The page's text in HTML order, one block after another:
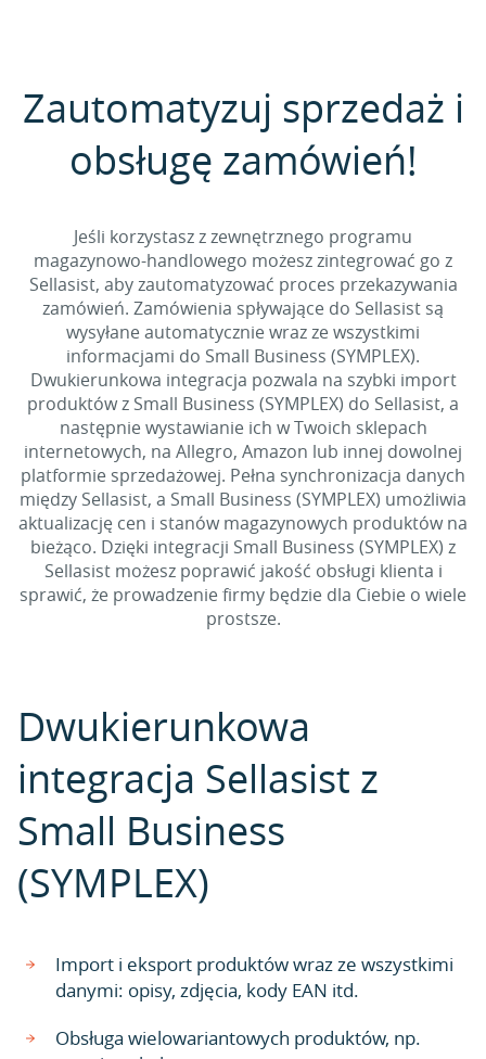
Zautomatyzuj sprzedaż i
obsługę zamówień!
Jeśli korzystasz z zewnętrznego programu
magazynowo-handlowego możesz zintegrować go z
Sellasist, aby zautomatyzować proces przekazywania
zamówień. Zamówienia spływające do Sellasist są
wysyłane automatycznie wraz ze wszystkimi
informacjami do Small Business (SYMPLEX).
Dwukierunkowa integracja pozwala na szybki import
produktów z Small Business (SYMPLEX) do Sellasist, a
następnie wystawianie ich w Twoich sklepach
internetowych, na Allegro, Amazon lub innej dowolnej
platformie sprzedażowej. Pełna synchronizacja danych
między Sellasist, a Small Business (SYMPLEX) umożliwia
aktualizację cen i stanów magazynowych produktów na
bieżąco. Dzięki integracji Small Business (SYMPLEX) z
Sellasist możesz poprawić jakość obsługi klienta i
sprawić, że prowadzenie firmy będzie dla Ciebie o wiele
prostsze.
Dwukierunkowa
integracja Sellasist z
Small Business
(SYMPLEX)
Import i eksport produktów wraz ze wszystkimi
danymi: opisy, zdjęcia, kody EAN itd.
Obsługa wielowariantowych produktów, np.